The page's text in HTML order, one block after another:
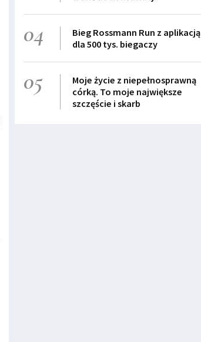
04
Bieg Rossmann Run z aplikacją
dla 500 tys. biegaczy
05
Moje życie z niepełnosprawną
córką. To moje największe
szczęście i skarb